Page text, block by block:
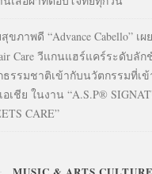
ขภาพดี “Advance Cabello” เ
Care วีแกนแฮร์แคร์ระดับลัก
รรมชาติเข้ากับนวัตกรรมที่เข้
เชีย ในงาน “A.S.P®
CARE”